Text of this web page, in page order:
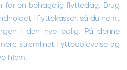
for en behagelig flyttedag. Brug
i flyttekasser, så du nemt
i den nye bolig. På denne
strømlinet flytteoplevelse og
hjem.